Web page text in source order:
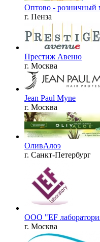
Оптово -
г. Пенза
Престиж Авеню
г. Москва
Jean Paul Myne
г. Москва
ОливАлоэ
г. Санкт-Петербург
ООО "EF
г. Москва